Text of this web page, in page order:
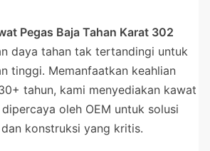
Pegas Baja Tahan Karat 302
daya tahan tak tertandingi untuk
tinggi. Memanfaatkan keahlian
tahun, kami menyediakan kawat
oleh OEM untuk solusi
konstruksi yang kritis.